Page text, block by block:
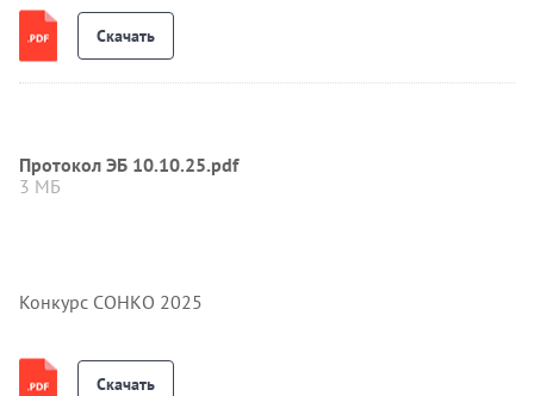
Скачать
Протокол ЭБ 10.10.25.pdf
3 МБ
Конкурс СОНКО 2025
Скачать